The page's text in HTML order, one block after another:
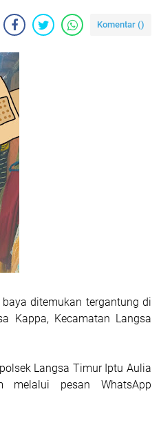
Komentar ()
ditemukan tergantung di
Kappa, Kecamatan Langsa
Langsa Timur Iptu Aulia
melalui pesan WhatsApp